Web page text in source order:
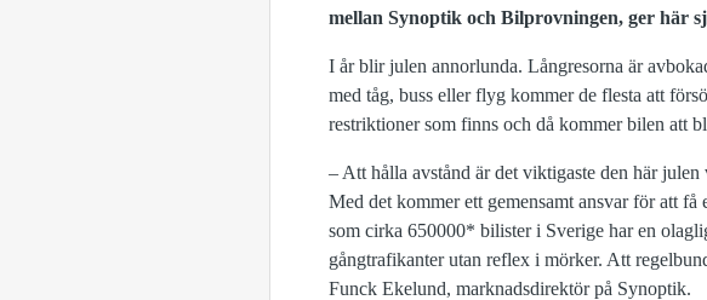
mellan Synoptik och Bilprovningen, ger här
I år blir julen annorlunda. Långresorna är
med tåg, buss eller flyg kommer de flesta att
restriktioner som finns och då kommer bilen att
– Att hålla avstånd är det viktigaste den här
Med det kommer ett gemensamt ansvar för att
som cirka 650000* bilister i Sverige har en
gångtrafikanter utan reflex i mörker. Att
Funck Ekelund, marknadsdirektör på Synoptik.